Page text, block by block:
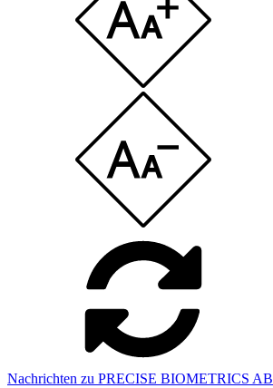
Nachrichten zu PRECISE BIOMETRICS AB